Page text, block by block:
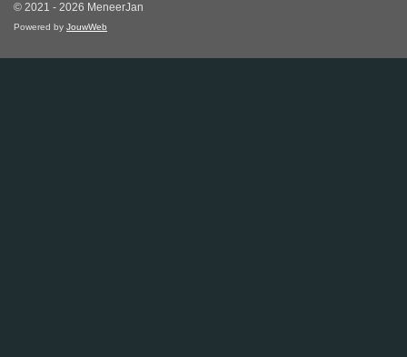
© 2021 - 2026 MeneerJan
Powered by JouwWeb